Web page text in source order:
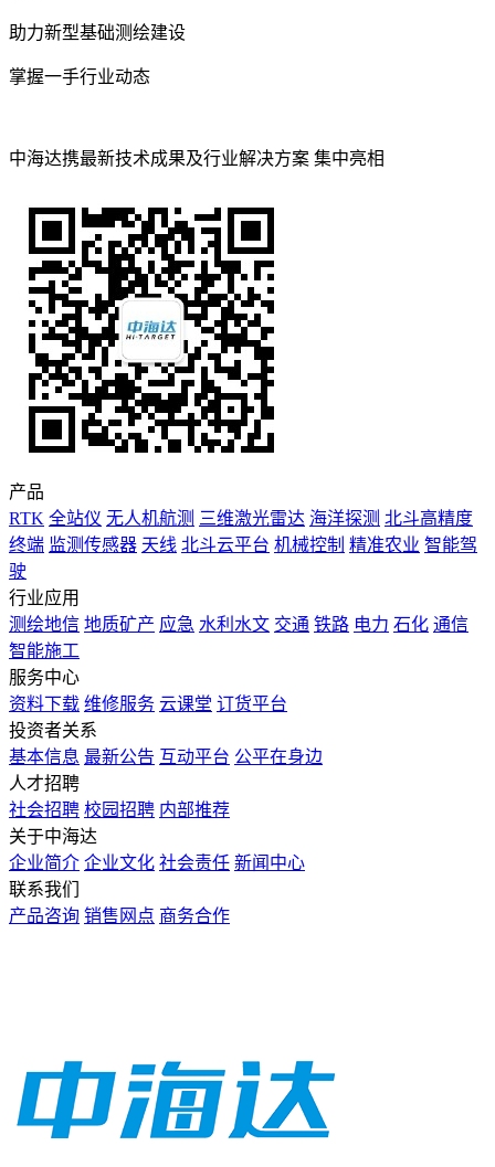
助力新型基础测绘建设
掌握一手行业动态
中海达携最新技术成果及行业解决方案 集中亮相
产品
RTK 全站仪 无人机航测 三维激光雷达 海洋探测 北斗高精度
终端 监测传感器 天线 北斗云平台 机械控制 精准农业 智能驾
驶
行业应用
测绘地信 地质矿产 应急 水利水文 交通 铁路 电力 石化 通信
智能施工
服务中心
资料下载 维修服务 云课堂 订货平台
投资者关系
基本信息 最新公告 互动平台 公平在身边
人才招聘
社会招聘 校园招聘 内部推荐
关于中海达
企业简介 企业文化 社会责任 新闻中心
联系我们
产品咨询 销售网点 商务合作